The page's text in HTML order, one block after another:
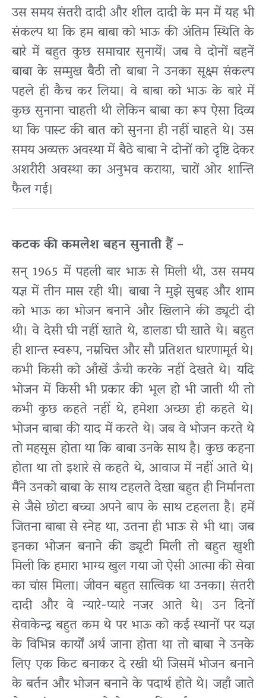
उस समय संतरी दादी और शील दादी के मन में यह भी
संकल्प था कि हम बाबा को भाऊ की अंतिम स्थिति के
बारे में बहुत कुछ समाचार सुनायें। जब वे दोनों बहनें
बाबा के सम्मुख बैठी तो बाबा ने उनका सूक्ष्म संकल्प
पहले ही कैच कर लिया। वे बाबा को भाऊ के बारे में
कुछ सुनाना चाहती थी लेकिन बाबा का रूप ऐसा दिव्य
था कि पास्ट की बात को सुनना ही नहीं चाहते थे। उस
समय अव्यक्त अवस्था में बैठे बाबा ने दोनों को दृष्टि देकर
अशरीरी अवस्था का अनुभव कराया, चारों ओर शान्ति
फैल गई।
कटक की कमलेश बहन सुनाती हैं –
सन् 1965 में पहली बार भाऊ से मिली थी, उस समय
यज्ञ में तीन मास रही थी। बाबा ने मुझे सुबह और शाम
को भाऊ का भोजन बनाने और खिलाने की ड्यूटी दी
थी। वे देसी घी नहीं खाते थे, डालडा घी खाते थे। बहुत
ही शान्त स्वरूप, नम्रचित्त और सौ प्रतिशत धारणामूर्त थे।
कभी किसी को आँखें ऊँची करके नहीं देखते थे। यदि
भोजन में किसी भी प्रकार की भूल हो भी जाती थी तो
कभी कुछ कहते नहीं थे, हमेशा अच्छा ही कहते थे।
भोजन बाबा की याद में करते थे। जब वे भोजन करते थे
तो महसूस होता था कि बाबा उनके साथ है। कुछ कहना
होता था तो इशारे से कहते थे, आवाज में नहीं आते थे।
मैंने उनको बाबा के साथ टहलते देखा बहुत ही निर्मानता
से जैसे छोटा बच्चा अपने बाप के साथ टहलता है। हमें
जितना बाबा से स्नेह था, उतना ही भाऊ से भी था। जब
इनका भोजन बनाने की ड्यूटी मिली तो बहुत खुशी
मिली कि हमारा भाग्य खुल गया जो ऐसी आत्मा की सेवा
का चांस मिला। जीवन बहुत सात्विक था उनका। संतरी
दादी और वे न्यारे-प्यारे नजर आते थे। उन दिनों
सेवाकेन्द्र बहुत कम थे पर भाऊ को कई स्थानों पर यज्ञ
के विभिन्न कार्यों अर्थ जाना होता था तो बाबा ने उनके
लिए एक किट बनाकर दे रखी थी जिसमें भोजन बनाने
के बर्तन और भोजन बनाने के पदार्थ होते थे। जहाँ जाते